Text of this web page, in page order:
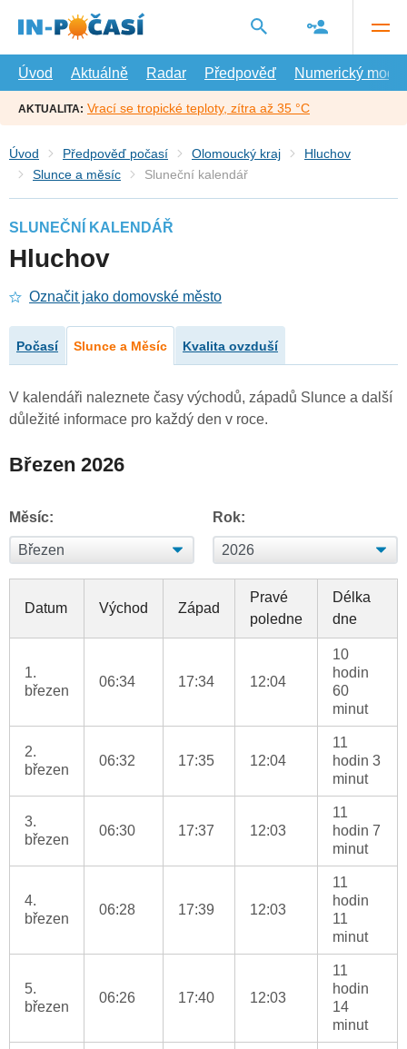
hlavní
Úvod
Aktuálně Radar Předpověď Numerický model
AKTUALITA: Vrací se tropické teploty, zítra až 35 °C
Úvod Předpověď počasí Olomoucký kraj
Hluchov
Slunce a měsíc
Sluneční kalendář
SLUNEČNÍ KALENDÁŘ
Hluchov
Označit jako domovské město
Počasí Slunce a Měsíc Kvalita ovzduší
V kalendáři naleznete časy východů, západů Slunce a další
důležité informace pro každý den v roce.
Březen 2026
Měsíc: Rok:
Datum Východ Západ
Pravé
poledne
Délka
dne
1.
březen
06:34 17:34 12:04
10
hodin
60
minut
2.
březen
06:32 17:35 12:04
11
hodin 3
minut
3.
březen
06:30 17:37 12:03
11
hodin 7
minut
4.
březen
06:28 17:39 12:03
11
hodin
11
minut
5.
březen
06:26 17:40 12:03
11
hodin
14
minut